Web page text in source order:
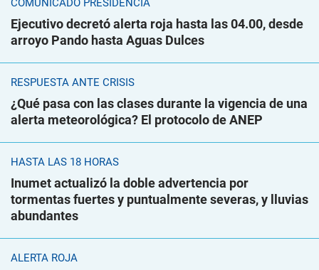
COMUNICADO PRESIDENCIA
Ejecutivo decretó alerta roja hasta las 04.00, desde
arroyo Pando hasta Aguas Dulces
RESPUESTA ANTE CRISIS
¿Qué pasa con las clases durante la vigencia de una
alerta meteorológica? El protocolo de ANEP
HASTA LAS 18 HORAS
Inumet actualizó la doble advertencia por
tormentas fuertes y puntualmente severas, y lluvias
abundantes
ALERTA ROJA